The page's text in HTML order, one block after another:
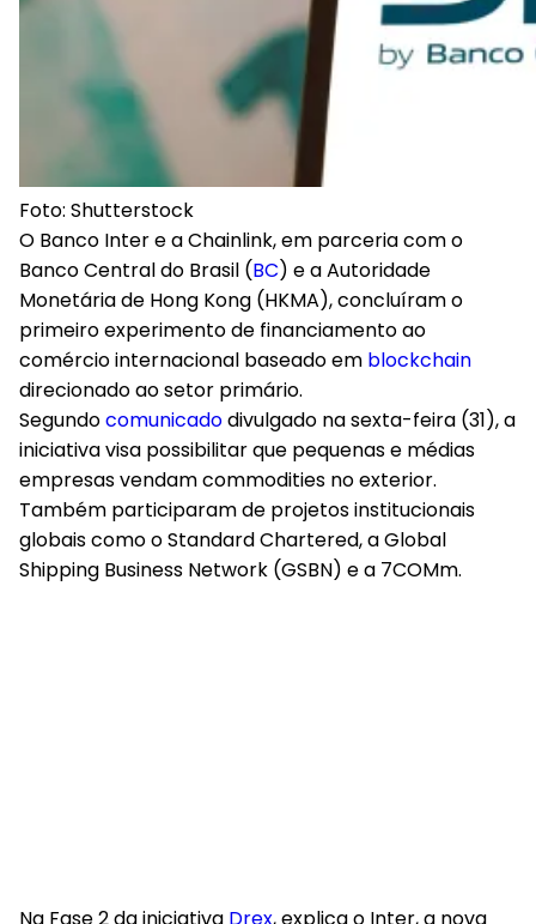
Foto: Shutterstock
O Banco Inter e a Chainlink, em parceria com o
Banco Central do Brasil (BC) e a Autoridade
Monetária de Hong Kong (HKMA), concluíram o
primeiro experimento de financiamento ao
comércio internacional baseado em blockchain
direcionado ao setor primário.
Segundocomunicadodivulgado na sexta-feira (31), a
iniciativa visa possibilitar que pequenas e médias
empresas vendam commodities no exterior.
Também participaram de projetos institucionais
globais como o Standard Chartered, a Global
Shipping Business Network (GSBN) e a 7COMm.